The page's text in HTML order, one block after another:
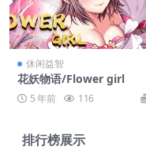
休闲益智
花妖物语/Flower girl
5 年前 116
排行榜展示